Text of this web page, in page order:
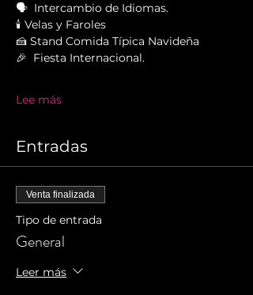
🗣  Intercambio de Idiomas.
🕯️ Velas y Faroles
🍰 Stand Comida Típica Navideña
🎉  Fiesta Internacional.
Lee más
Entradas
Venta finalizada
Tipo de entrada
General
Leer más